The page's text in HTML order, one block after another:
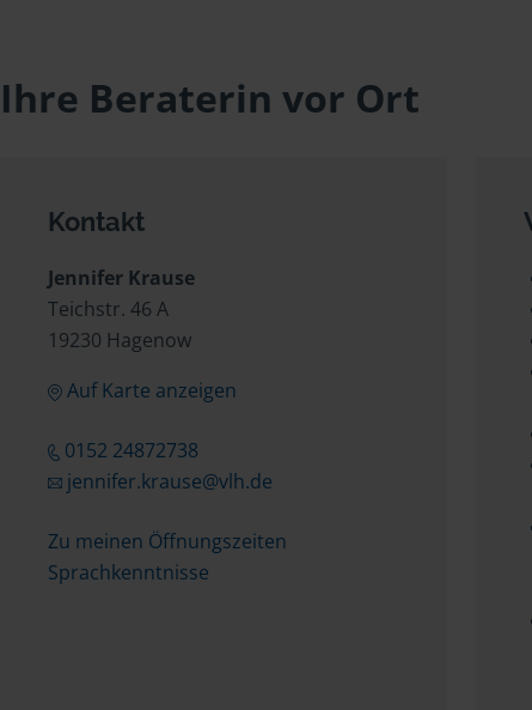
Ihre Beraterin vor Ort
Kontakt
Jennifer Krause
Teichstr. 46 A
19230 Hagenow
Auf Karte anzeigen
0152 24872738
jennifer.krause@vlh.de
Zu meinen Öffnungszeiten
Sprachkenntnisse